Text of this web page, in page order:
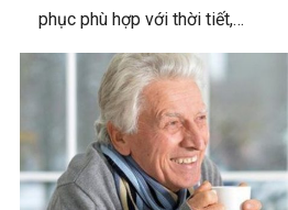
phục phù hợp với thời tiết,…